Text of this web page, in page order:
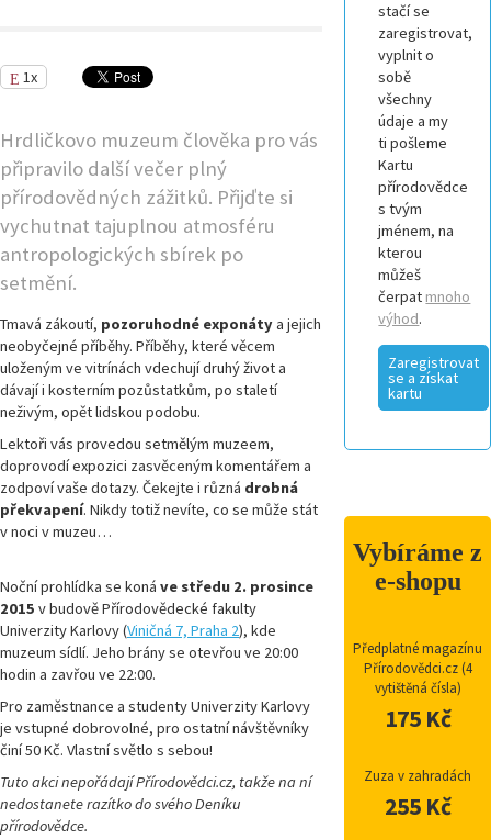
1x
Hrdličkovo muzeum člověka pro vás
připravilo další večer plný
přírodovědných zážitků. Přijďte si
vychutnat tajuplnou atmosféru
antropologických sbírek po
setmění.
Tmavá zákoutí, pozoruhodné exponátya jejich
neobyčejné příběhy. Příběhy, které věcem
uloženým ve vitrínách vdechují druhý život a
dávají i kosterním pozůstatkům, po staletí
neživým, opět lidskou podobu.
Lektoři vás provedou setmělým muzeem,
doprovodí expozici zasvěceným komentářem a
zodpoví vaše dotazy. Čekejte i různá drobná
překvapení. Nikdy totiž nevíte, co se může stát
v noci v muzeu…
Noční prohlídka se koná ve středu 2. prosince
2015 v budově Přírodovědecké fakulty
Univerzity Karlovy (Viničná 7, Praha 2), kde
muzeum sídlí. Jeho brány se otevřou ve 20:00
hodin a zavřou ve 22:00.
Pro zaměstnance a studenty Univerzity Karlovy
je vstupné dobrovolné, pro ostatní návštěvníky
činí 50 Kč. Vlastní světlo s sebou!
Tuto akci nepořádají Přírodovědci.cz, takže na ní
nedostanete razítko do svého Deníku
přírodovědce.
stačí se
zaregistrovat,
vyplnit o
sobě
všechny
údaje a my
ti pošleme
Kartu
přírodovědce
s tvým
jménem, na
kterou
můžeš
čerpat mnoho
výhod.
Zaregistrovat
se a získat
kartu
Vybíráme z
e-shopu
Předplatné magazínu
Přírodovědci.cz (4
vytištěná čísla)
175 Kč
Zuza v zahradách
255 Kč